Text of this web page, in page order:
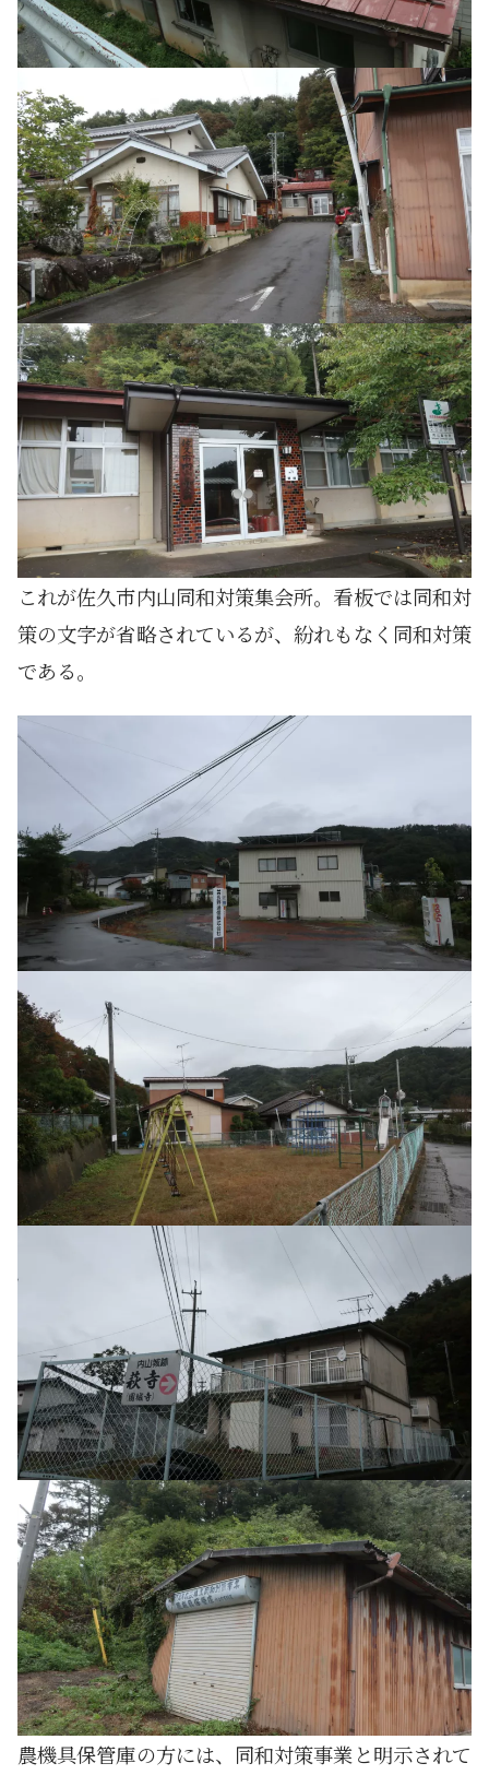
これが佐久市内山同和対策集会所。看板では同和対
策の文字が省略されているが、紛れもなく同和対策
である。
農機具保管庫の方には、同和対策事業と明示されて